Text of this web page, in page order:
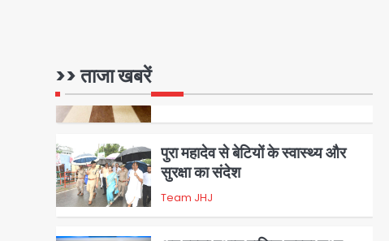
>> ताजा खबरें
5
1
पुरा महादेव से बेटियों के स्वास्थ्य और
सुरक्षा का संदेश
Team JHJ